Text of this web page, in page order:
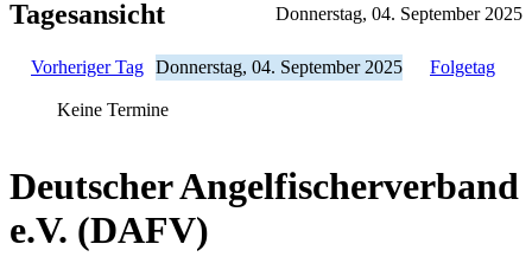
Tagesansicht Donnerstag, 04. September 2025
Vorheriger Tag Donnerstag, 04. September 2025 Folgetag
Keine Termine
Deutscher Angelfischerverband
e.V. (DAFV)